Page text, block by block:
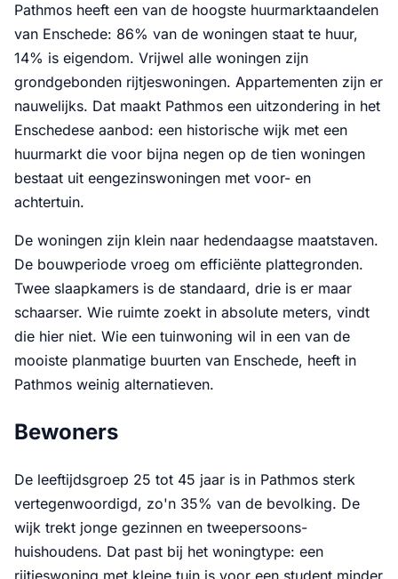
Pathmos heeft een van de hoogste huurmarktaandelen
van Enschede: 86% van de woningen staat te huur,
14% is eigendom. Vrijwel alle woningen zijn
grondgebonden rijtjeswoningen. Appartementen zijn er
nauwelijks. Dat maakt Pathmos een uitzondering in het
Enschedese aanbod: een historische wijk met een
huurmarkt die voor bijna negen op de tien woningen
bestaat uit eengezinswoningen met voor- en
achtertuin.
De woningen zijn klein naar hedendaagse maatstaven.
De bouwperiode vroeg om efficiënte plattegronden.
Twee slaapkamers is de standaard, drie is er maar
schaarser. Wie ruimte zoekt in absolute meters, vindt
die hier niet. Wie een tuinwoning wil in een van de
mooiste planmatige buurten van Enschede, heeft in
Pathmos weinig alternatieven.
Bewoners
De leeftijdsgroep 25 tot 45 jaar is in Pathmos sterk
vertegenwoordigd, zo'n 35% van de bevolking. De
wijk trekt jonge gezinnen en tweepersoons-
huishoudens. Dat past bij het woningtype: een